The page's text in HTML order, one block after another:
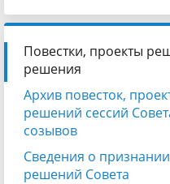
Повестки, проекты
решения
Архив повесток,
решений сессий
созывов
Сведения о
решений Совета